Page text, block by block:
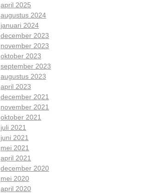
april 2025
augustus 2024
januari 2024
december 2023
november 2023
oktober 2023
september 2023
augustus 2023
april 2023
december 2021
november 2021
oktober 2021
juli 2021
juni 2021
mei 2021
april 2021
december 2020
mei 2020
april 2020